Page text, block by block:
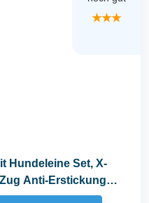
★★★
Hundeleine Set, X-
Anti-Erstickung